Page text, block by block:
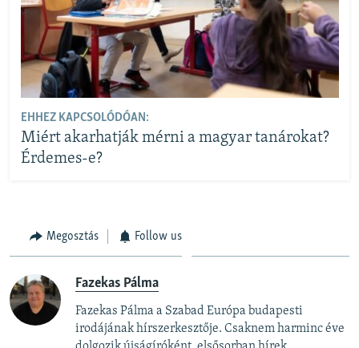
EHHEZ KAPCSOLÓDÓAN:
Miért akarhatják mérni a magyar tanárokat?
Érdemes-e?
Megosztás Follow us
Fazekas Pálma
Fazekas Pálma a Szabad Európa budapesti
irodájának hírszerkesztője. Csaknem harminc éve